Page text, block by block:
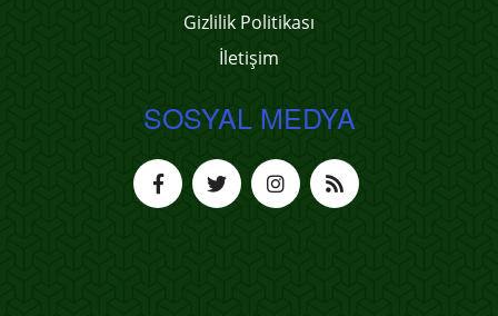
Gizlilik Politikası
İletişim
SOSYAL MEDYA